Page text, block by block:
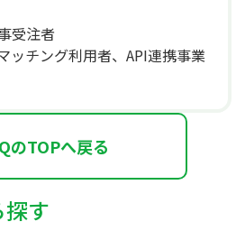
受注者
ッチング利用者、API連携事業
のTOPへ戻る
す